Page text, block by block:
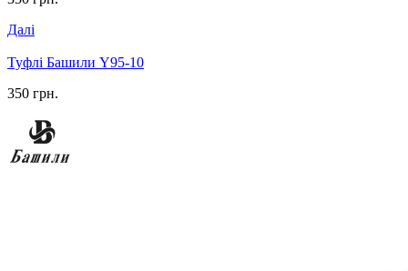
Далі
Туфлі Башили Y95-10
350 грн.